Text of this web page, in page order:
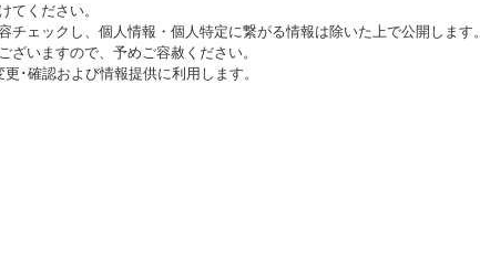
てください。
チェックし、個人情報・個人特定に繋がる情報は除いた上で公開します。
いますので、予めご容赦ください。
･確認および情報提供に利用します。